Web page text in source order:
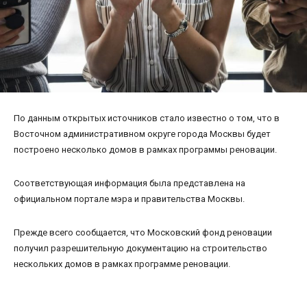
По данным открытых источников стало известно о том, что в
Восточном административном округе города Москвы будет
построено несколько домов в рамках программы реновации.
Соответствующая информация была представлена на
официальном портале мэра и правительства Москвы.
Прежде всего сообщается, что Московский фонд реновации
получил разрешительную документацию на строительство
нескольких домов в рамках программе реновации.